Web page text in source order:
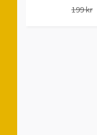
199 kr